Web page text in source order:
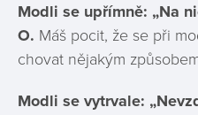
Modli se upřímně: „Na
O. Máš pocit, že se při
chovat nějakým
Modli se vytrvale: